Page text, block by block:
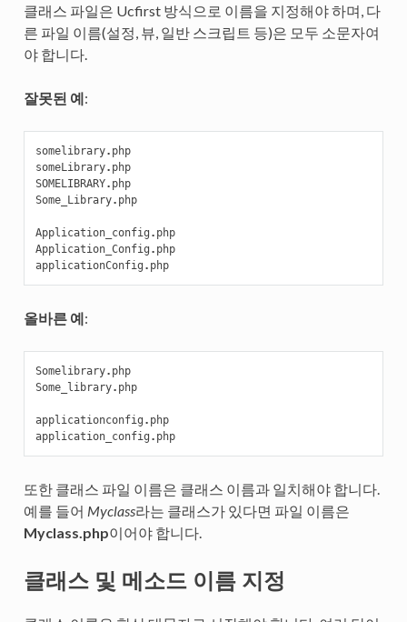
클래스 파일은 Ucfirst 방식으로 이름을 지정해야 하며, 다
른 파일 이름(설정, 뷰, 일반 스크립트 등)은 모두 소문자여
야 합니다.
잘못된 예:
somelibrary. php
someLibrary. php
SOMELIBRARY. php
Some_Library. php
Application_config . php
Application_Config . php
applicationConfig . php
올바른 예:
Somelibrary. php
Some_library. php
applicationconfig . php
application_config . php
또한 클래스 파일 이름은 클래스 이름과 일치해야 합니다.
예를 들어 Myclass라는 클래스가 있다면 파일 이름은
Myclass.php이어야 합니다.
클래스 및 메소드 이름 지정